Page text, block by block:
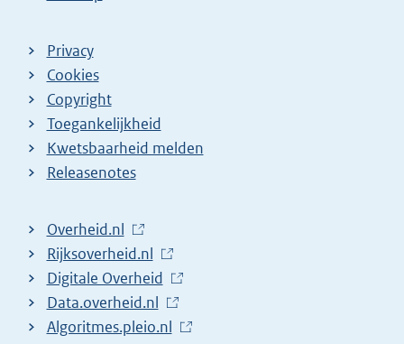
Privacy
Cookies
Copyright
Toegankelijkheid
Kwetsbaarheid melden
Releasenotes
L
i
n
k
n
Overheid.nl
L
i
n
k
Rijksoverheid.nl
L
i
n
Digitale Overheid
L
i
Data.overheid.nl
L
Algoritmes.pleio.nl